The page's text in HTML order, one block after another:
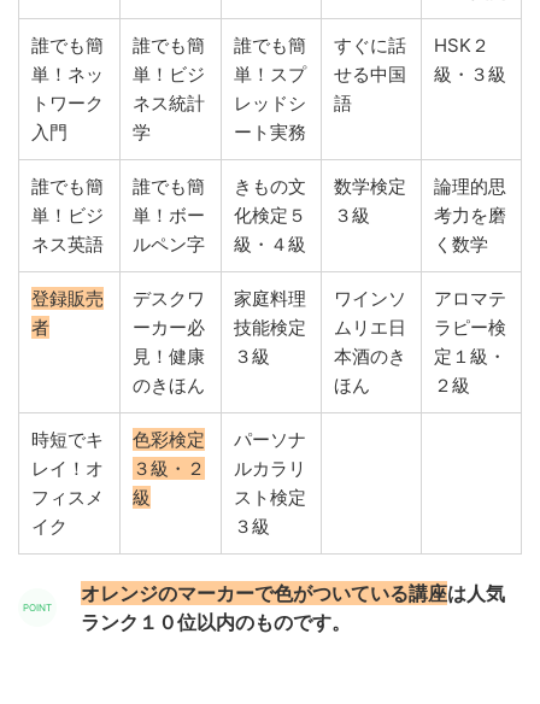
誰でも簡
単！ネッ
トワーク
入門
誰でも簡
単！ビジ
ネス統計
学
誰でも簡
単！スプ
レッドシ
ート実務
すぐに話
せる中国
語
HSK２
級・３級
誰でも簡
単！ビジ
ネス英語
誰でも簡
単！ボー
ルペン字
きもの文
化検定５
級・４級
数学検定
３級
論理的思
考力を磨
く数学
登録販売
者
デスクワ
ーカー必
見！健康
のきほん
家庭料理
技能検定
３級
ワインソ
ムリエ日
本酒のき
ほん
アロマテ
ラピー検
定１級・
２級
時短でキ
レイ！オ
フィスメ
イク
色彩検定
３級・２
級
パーソナ
ルカラリ
スト検定
３級
オレンジのマーカーで色がついている講座は人気
ランク１０位以内のものです。